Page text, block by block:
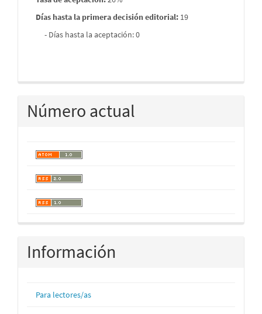
Días hasta la primera decisión editorial: 19
- Días hasta la aceptación: 0
Número actual
Información
Para lectores/as